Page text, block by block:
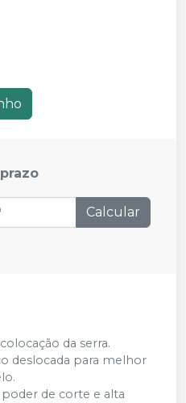
Calcular
da serra.
deslocada para melhor
de corte e alta